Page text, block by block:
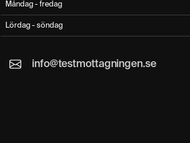
Måndag - fredag
Lördag - söndag
info@testmottagningen.se